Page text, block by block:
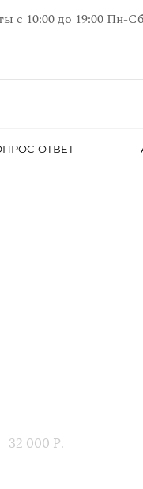
с 10:00 до 19:00 Пн-
ОТВЕТ
32 000 Р.